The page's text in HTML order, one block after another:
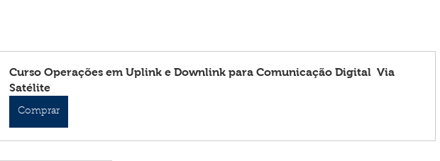
Curso Operações em Uplink e Downlink para Comunicação Digital  Via
Satélite
Comprar